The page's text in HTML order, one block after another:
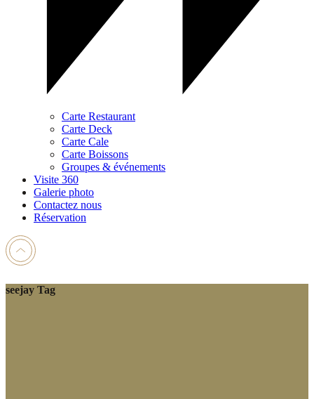
Carte Restaurant
Carte Deck
Carte Cale
Carte Boissons
Groupes & événements
Visite 360
Galerie photo
Contactez nous
Réservation
seejay Tag